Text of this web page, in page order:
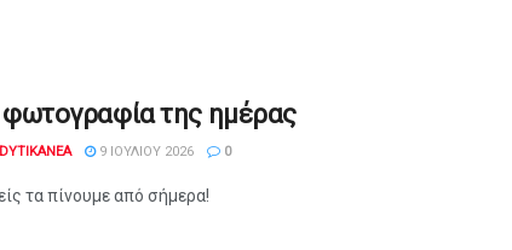
της ημέρας
DYTIKANEA 9 ΙΟΥΛΊΟΥ 2026 0
τα πίνουμε από σήμερα!